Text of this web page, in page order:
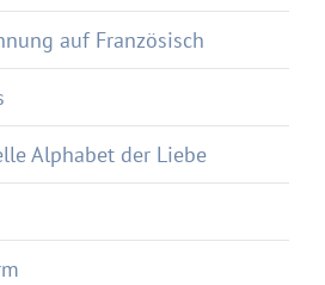
auf Französisch
Alphabet der Liebe